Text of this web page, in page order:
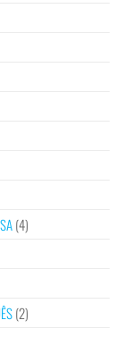
(4)
(2)